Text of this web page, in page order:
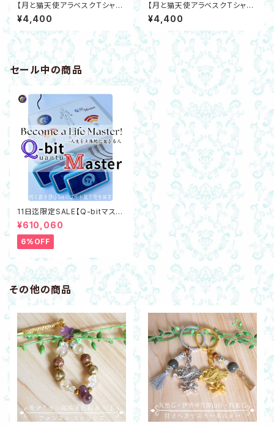
【月と猫天使アラベスクTシャ
ツ】オーガニックコットン ライト
パープルS～XXL三日月エンジ
ェルキャット
¥4,400
【月と猫天使アラベスクTシャ
ツ】オーガニックコットン ブラッ
クS～XXL 三日月エンジェルキ
ャット
¥4,400
セール中の商品
11日迄限定SALE【Q-bitマスタ
ー】据え置き型Q-bitホワイト量
子発生装置 最新機器☆数量限
定で豪華特典あり
¥610,060
6%OFF
その他の商品